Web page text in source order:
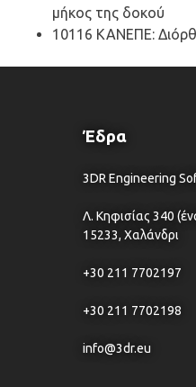
μήκος της δοκού
10116 KANEΠE:
Έδρα
3DR Engineering
Λ. Κηφισίας 340
15233, Χαλάνδρι
+30 211 7702197
+30 211 7702198
info@3dr.eu